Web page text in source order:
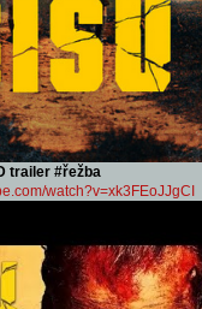
trailer #řežba
watch?v=xk3FEoJJgCI